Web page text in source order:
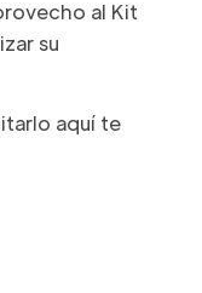
al Kit
su
aquí te